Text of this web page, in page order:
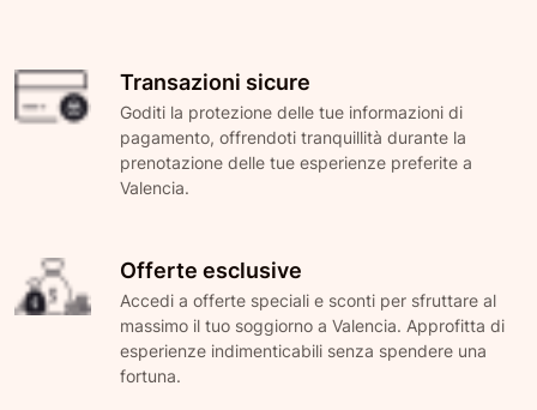
Transazioni sicure
Goditi la protezione delle tue informazioni di
pagamento, offrendoti tranquillità durante la
prenotazione delle tue esperienze preferite a
Valencia.
Offerte esclusive
Accedi a offerte speciali e sconti per sfruttare al
massimo il tuo soggiorno a Valencia. Approfitta di
esperienze indimenticabili senza spendere una
fortuna.